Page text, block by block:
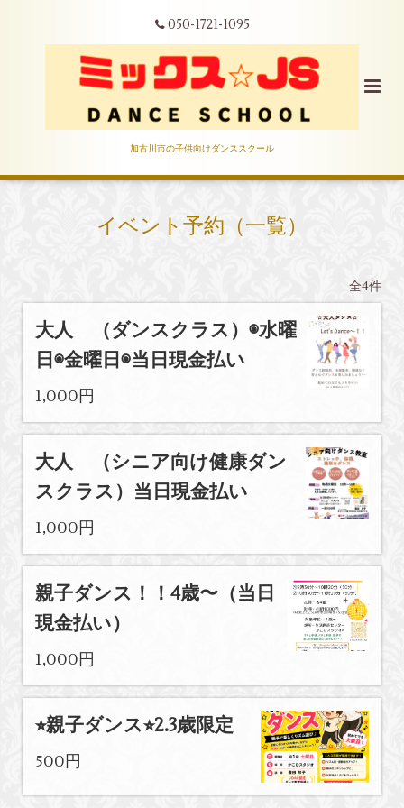
050-1721-1095
加古川市の子供向けダンススクール
イベント予約（一覧）
全4件
大人 （ダンスクラス）◉水曜
日◉金曜日◉当日現金払い
1,000円
大人 （シニア向け健康ダン
スクラス）当日現金払い
1,000円
親子ダンス！！4歳〜（当日
現金払い）
1,000円
⭐︎親子ダンス⭐︎2.3歳限定
500円